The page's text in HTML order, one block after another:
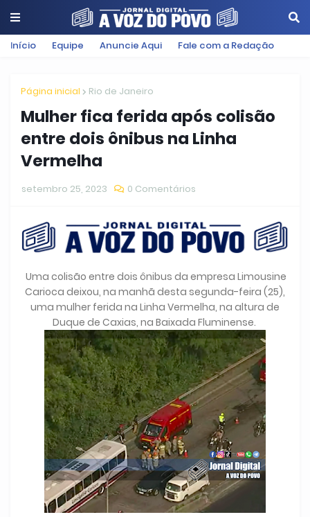
Início Equipe Anuncie Aqui Fale com a Redação
Página inicial Rio de Janeiro
Mulher fica ferida após colisão
entre dois ônibus na Linha
Vermelha
setembro 25, 2023 0 Comentários
Uma colisão entre dois ônibus da empresa Limousine
Carioca deixou, na manhã desta segunda-feira (25),
uma mulher ferida na Linha Vermelha, na altura de
Duque de Caxias, na Baixada Fluminense.